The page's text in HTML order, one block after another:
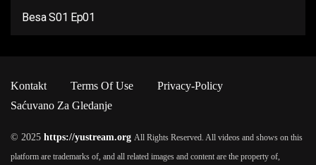
Besa S01 Ep01
Kontakt Terms Of Use
Privacy-Policy
Saćuvano Za Gledanje
© 2025 https://yustream.org All Rights Reserved. All videos and shows on this
platform are trademarks of, and all related images and content are the property of,